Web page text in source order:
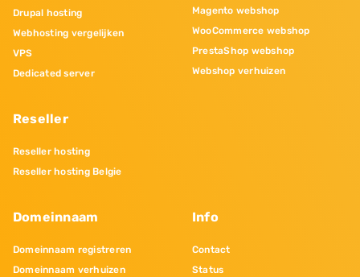
Drupal hosting
Webhosting vergelijken
VPS
Dedicated server
Reseller
Reseller hosting
Reseller hosting Belgie
Magento webshop
WooCommerce webshop
PrestaShop webshop
Webshop verhuizen
Domeinnaam
Domeinnaam registreren
Domeinnaam verhuizen
Info
Contact
Status